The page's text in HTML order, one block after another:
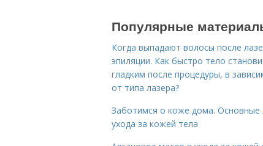
Популярные
Когда выпадают волосы после
эпиляции. Как быстро тело
гладким после процедуры, в
от типа лазера?
Заботимся о коже дома. Основные
ухода за кожей тела